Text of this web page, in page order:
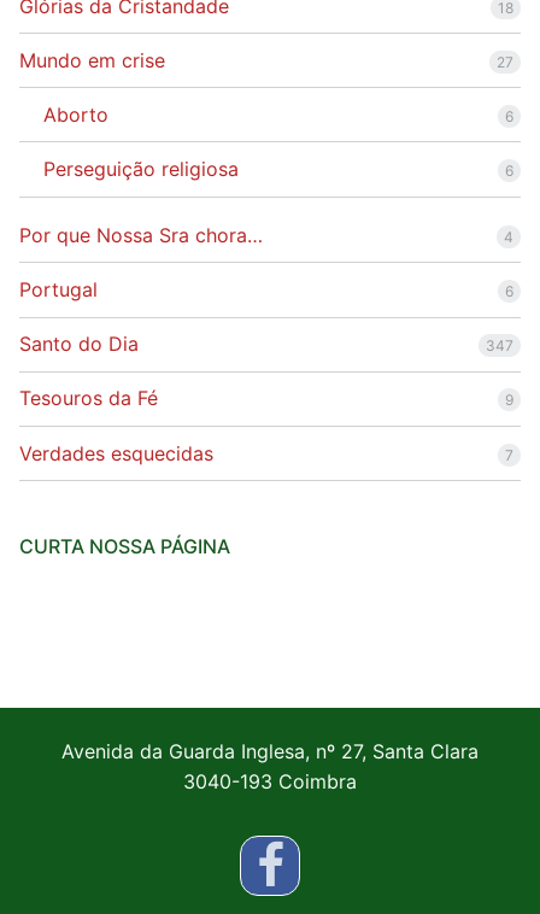
Glórias da Cristandade 18
Mundo em crise 27
Aborto 6
Perseguição religiosa 6
Por que Nossa Sra chora… 4
Portugal 6
Santo do Dia 347
Tesouros da Fé 9
Verdades esquecidas 7
CURTA NOSSA PÁGINA
Avenida da Guarda Inglesa, nº 27, Santa Clara
3040-193 Coimbra